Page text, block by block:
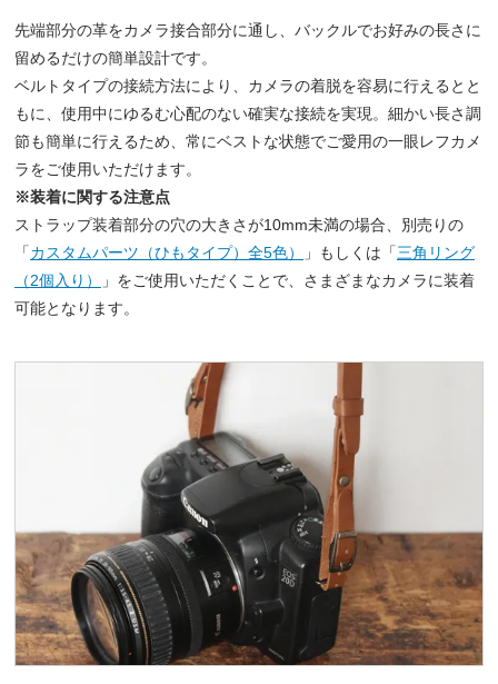
先端部分の革をカメラ接合部分に通し、バックルでお好みの長さに
留めるだけの簡単設計です。
ベルトタイプの接続方法により、カメラの着脱を容易に行えるとと
もに、使用中にゆるむ心配のない確実な接続を実現。細かい長さ調
節も簡単に行えるため、常にベストな状態でご愛用の一眼レフカメ
ラをご使用いただけます。
※装着に関する注意点
ストラップ装着部分の穴の大きさが10mm未満の場合、別売りの
「カスタムパーツ（ひもタイプ）全5色） 」もしくは「三角リング
（2個入り）
」をご使用いただくことで、さまざまなカメラに装着
可能となります。